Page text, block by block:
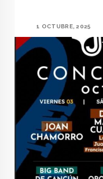
1 OCTUBRE, 2025